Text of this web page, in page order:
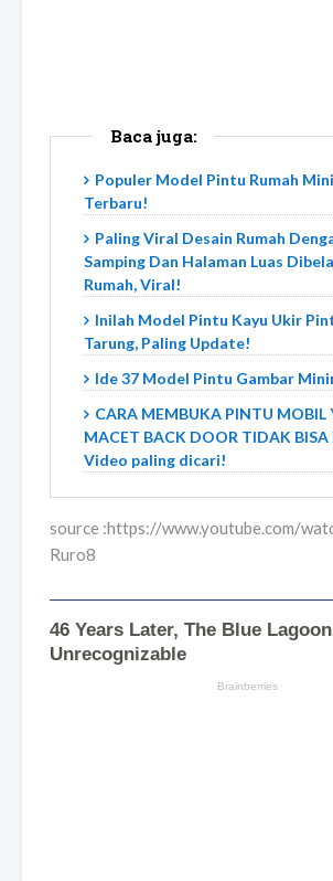
Baca juga:
Populer Model Pintu Rumah
Terbaru!
Paling Viral Desain Rumah
Samping Dan Halaman Luas
Rumah, Viral!
Inilah Model Pintu Kayu Ukir
Tarung, Paling Update!
Ide 37 Model Pintu Gambar
CARA MEMBUKA PINTU MOBIL
MACET BACK DOOR TIDAK BISA
Video paling dicari!
source :https://www.youtube.com/
Ruro8